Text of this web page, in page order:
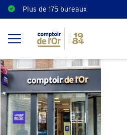
Plus de 175 bureaux